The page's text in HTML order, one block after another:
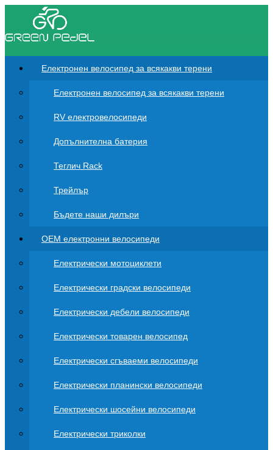
Електронен велосипед за всякакви терени
Електронен велосипед за всякакви терени
RV електровелосипеди
Допълнителна батерия
Теглич Rack
Трейлър
Бъдете наши дилъри
OEM електронни велосипеди
Електрически мотоциклети
Електрически градски велосипеди
Електрически дебели велосипеди
Електрически товарен велосипед
Електрически сгъваеми велосипеди
Електрически планински велосипеди
Електрически шосейни велосипеди
Електрически триколки